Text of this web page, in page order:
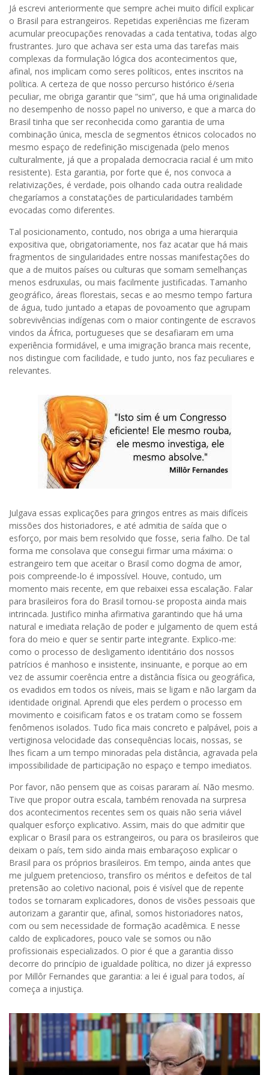
Já escrevi anteriormente que sempre achei muito difícil explicar
o Brasil para estrangeiros. Repetidas experiências me fizeram
acumular preocupações renovadas a cada tentativa, todas algo
frustrantes. Juro que achava ser esta uma das tarefas mais
complexas da formulação lógica dos acontecimentos que,
afinal, nos implicam como seres políticos, entes inscritos na
política. A certeza de que nosso percurso histórico é/seria
peculiar, me obriga garantir que “sim”, que há uma originalidade
no desempenho de nosso papel no universo, e que a marca do
Brasil tinha que ser reconhecida como garantia de uma
combinação única, mescla de segmentos étnicos colocados no
mesmo espaço de redefinição miscigenada (pelo menos
culturalmente, já que a propalada democracia racial é um mito
resistente). Esta garantia, por forte que é, nos convoca a
relativizações, é verdade, pois olhando cada outra realidade
chegaríamos a constatações de particularidades também
evocadas como diferentes.
Tal posicionamento, contudo, nos obriga a uma hierarquia
expositiva que, obrigatoriamente, nos faz acatar que há mais
fragmentos de singularidades entre nossas manifestações do
que a de muitos países ou culturas que somam semelhanças
menos esdruxulas, ou mais facilmente justificadas. Tamanho
geográfico, áreas florestais, secas e ao mesmo tempo fartura
de água, tudo juntado a etapas de povoamento que agrupam
sobrevivências indígenas com o maior contingente de escravos
vindos da África, portugueses que se desafiaram em uma
experiência formidável, e uma imigração branca mais recente,
nos distingue com facilidade, e tudo junto, nos faz peculiares e
relevantes.
Julgava essas explicações para gringos entres as mais difíceis
missões dos historiadores, e até admitia de saída que o
esforço, por mais bem resolvido que fosse, seria falho. De tal
forma me consolava que consegui firmar uma máxima: o
estrangeiro tem que aceitar o Brasil como dogma de amor,
pois compreende-lo é impossível. Houve, contudo, um
momento mais recente, em que rebaixei essa escalação. Falar
para brasileiros fora do Brasil tornou-se proposta ainda mais
intrincada. Justifico minha afirmativa garantindo que há uma
natural e imediata relação de poder e julgamento de quem está
fora do meio e quer se sentir parte integrante. Explico-me:
como o processo de desligamento identitário dos nossos
patrícios é manhoso e insistente, insinuante, e porque ao em
vez de assumir coerência entre a distância física ou geográfica,
os evadidos em todos os níveis, mais se ligam e não largam da
identidade original. Aprendi que eles perdem o processo em
movimento e coisificam fatos e os tratam como se fossem
fenômenos isolados. Tudo fica mais concreto e palpável, pois a
vertiginosa velocidade das consequências locais, nossas, se
lhes ficam a um tempo minoradas pela distância, agravada pela
impossibilidade de participação no espaço e tempo imediatos.
Por favor, não pensem que as coisas pararam aí. Não mesmo.
Tive que propor outra escala, também renovada na surpresa
dos acontecimentos recentes sem os quais não seria viável
qualquer esforço explicativo. Assim, mais do que admitir que
explicar o Brasil para os estrangeiros, ou para os brasileiros que
deixam o país, tem sido ainda mais embaraçoso explicar o
Brasil para os próprios brasileiros. Em tempo, ainda antes que
me julguem pretencioso, transfiro os méritos e defeitos de tal
pretensão ao coletivo nacional, pois é visível que de repente
todos se tornaram explicadores, donos de visões pessoais que
autorizam a garantir que, afinal, somos historiadores natos,
com ou sem necessidade de formação acadêmica. E nesse
caldo de explicadores, pouco vale se somos ou não
profissionais especializados. O pior é que a garantia disso
decorre do princípio de igualdade política, no dizer já expresso
por Millôr Fernandes que garantia: a lei é igual para todos, aí
começa a injustiça.